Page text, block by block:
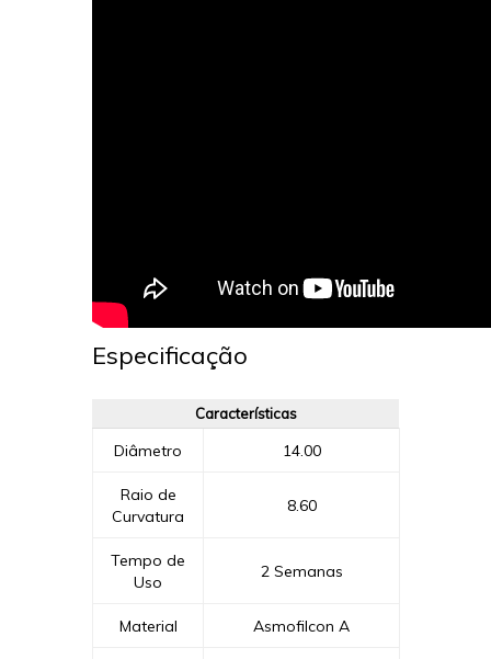
Especificação
Características
Diâmetro 14.00
Raio de
Curvatura
8.60
Tempo de
Uso
2 Semanas
Material Asmofilcon A